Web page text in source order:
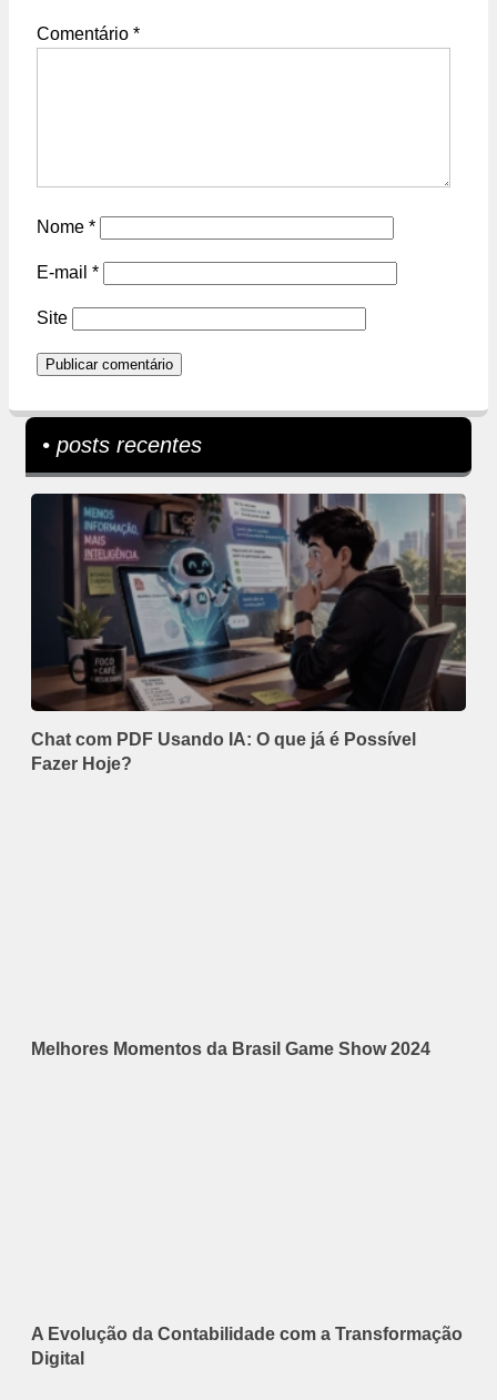
Comentário *
Nome *
E-mail *
Site
• posts recentes
Chat com PDF Usando IA: O que já é Possível
Fazer Hoje?
Melhores Momentos da Brasil Game Show 2024
A Evolução da Contabilidade com a Transformação
Digital